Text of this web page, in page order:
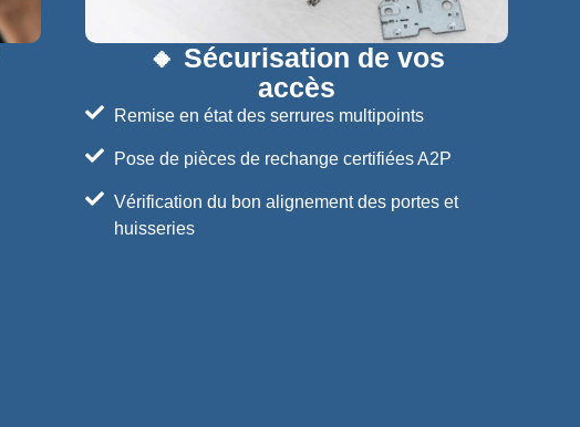
🔸 Sécurisation de vos
accès
Remise en état des serrures multipoints
Pose de pièces de rechange certifiées A2P
Vérification du bon alignement des portes et
huisseries